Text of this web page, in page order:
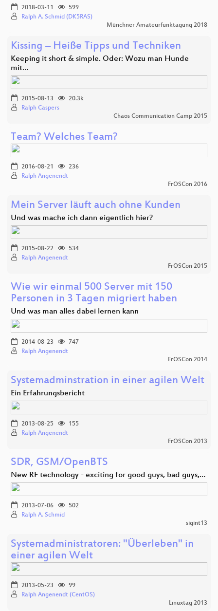
2018-03-11
599
Ralph A. Schmid (DK5RAS)
Münchner Amateurfunktagung 2018
Kissing – Heiße Tipps und Techniken
Keeping it short & simple. Oder: Wozu man Hunde
mit…
2015-08-13
20.3k
Ralph Caspers
Chaos Communication Camp 2015
Team? Welches Team?
2016-08-21
236
Ralph Angenendt
FrOSCon 2016
Mein Server läuft auch ohne Kunden
Und was mache ich dann eigentlich hier?
2015-08-22
534
Ralph Angenendt
FrOSCon 2015
Wie wir einmal 500 Server mit 150
Personen in 3 Tagen migriert haben
Und was man alles dabei lernen kann
2014-08-23
747
Ralph Angenendt
FrOSCon 2014
Systemadminstration in einer agilen Welt
Ein Erfahrungsbericht
2013-08-25
155
Ralph Angenendt
FrOSCon 2013
SDR, GSM/OpenBTS
New RF technology - exciting for good guys, bad guys,…
2013-07-06
502
Ralph A. Schmid
sigint13
Systemadministratoren: "Überleben" in
einer agilen Welt
2013-05-23
99
Ralph Angenendt (CentOS)
Linuxtag 2013